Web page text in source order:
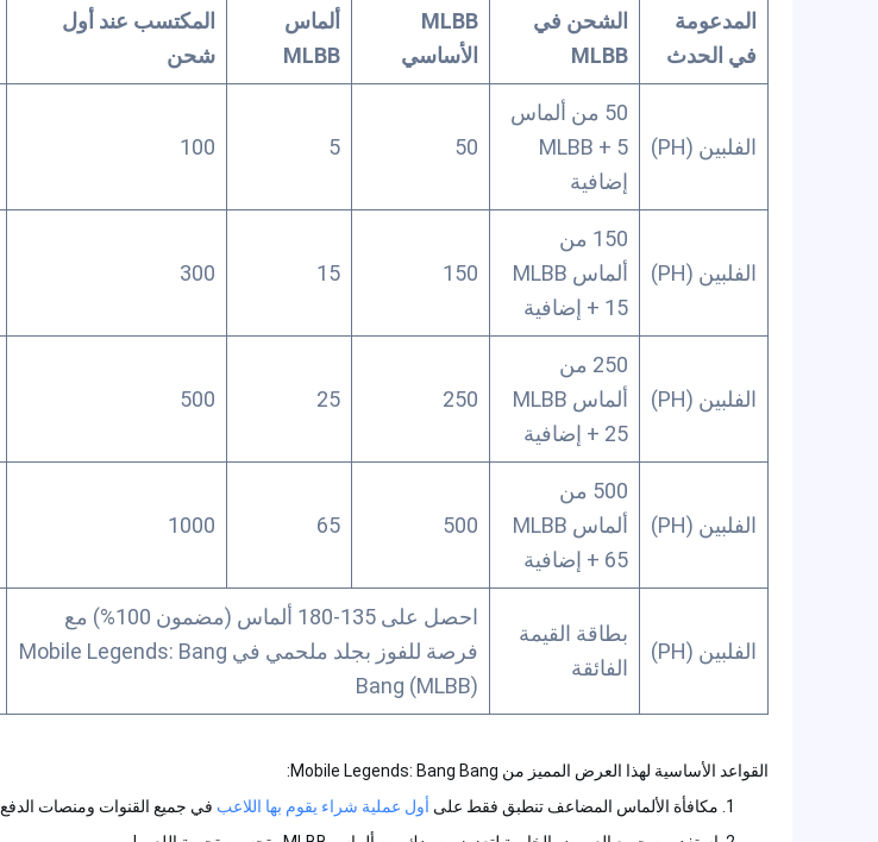
المدعومة
في الحدث
الشحن في
MLBB
MLBB
الأساسي
ألماس
MLBB
المكتسب عند أول
شحن
الفلبين (PH)
50 من ألماس
MLBB + 5
إضافية
50
5
100
الفلبين (PH)
150 من
ألماس MLBB
+ 15 إضافية
150
15
300
الفلبين (PH)
250 من
ألماس MLBB
+ 25 إضافية
250
25
500
الفلبين (PH)
500 من
ألماس MLBB
+ 65 إضافية
500
65
1000
الفلبين (PH)
بطاقة القيمة
الفائقة
احصل على 135-180 ألماس (مضمون 100%) مع
فرصة للفوز بجلد ملحمي في Mobile Legends: Bang
Bang (MLBB)
القواعد الأساسية لهذا العرض المميز من Mobile Legends: Bang Bang:
مكافأة الألماس المضاعف تنطبق فقط على أول عملية شراء يقوم بها اللاعب في جميع القنوات ومنصات الدفع.